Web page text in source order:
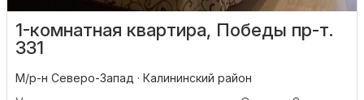
1-комнатная квартира, Победы пр-т.
331
М/р-н Северо-Запад · Калининский район